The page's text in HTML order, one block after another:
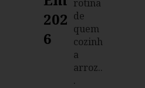
202
6
rotina
de
quem
cozinh
a
arroz..
.